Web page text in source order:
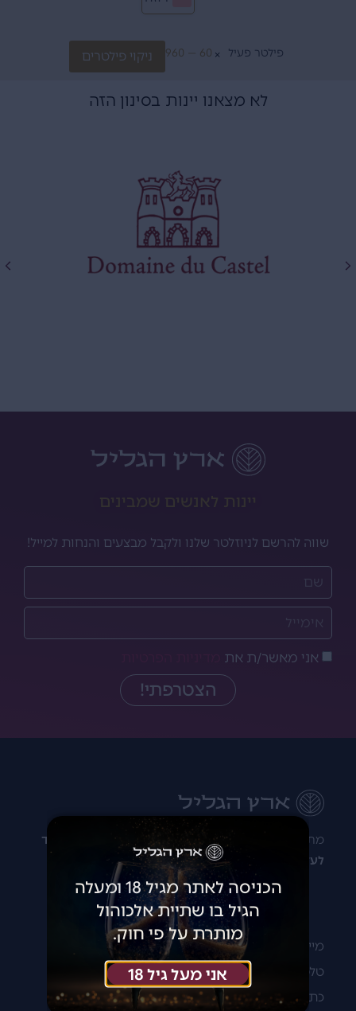
פילטר פעיל 60 — 960 × ניקוי פילטרים
לא מצאנו יינות בסינון הזה
יינות לאנשים שמבינים
שווה להרשם לניוזלטר שלנו ולקבל מבצעים והנחות למייל!
אני מאשר/ת את
הצטרפתי!
מתלבטים איזה יין לקנות? רוצים להתייעץ?
נשמח מאוד
לעזור לכם!
מייל:
Michaelp@erezhagalil.co.il
טלפון: 074-722-58-26
כתובת: דרך השוקולד 10 צפת
הכניסה לאתר מגיל 18 ומעלה
הגיל בו שתיית אלכוהול
מותרת על פי חוק.
אני מעל גיל 18